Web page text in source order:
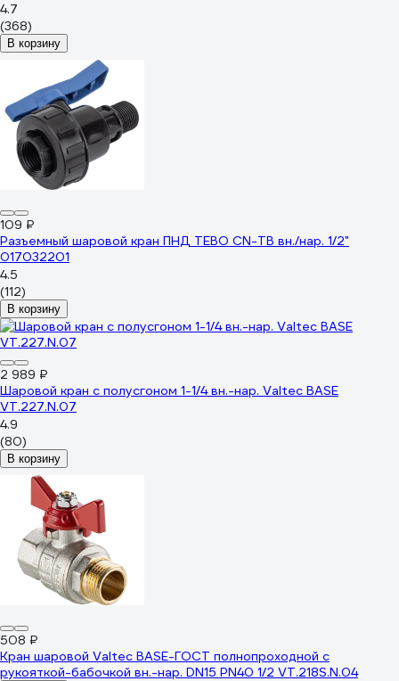
4.7
(368)
В корзину
109 ₽
Разъемный шаровой кран ПНД TEBO CN-TB вн./нар. 1/2"
017032201
4.5
(112)
В корзину
2 989 ₽
Шаровой кран с полусгоном 1-1/4 вн.-нар. Valtec BASE
VT.227.N.07
4.9
(80)
В корзину
508 ₽
Кран шаровой Valtec BASE-ГОСТ полнопроходной с
рукояткой-бабочкой вн.-нар. DN15 PN40 1/2 VT.218S.N.04